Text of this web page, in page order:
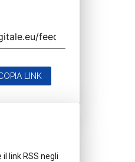
LINK
link RSS negli